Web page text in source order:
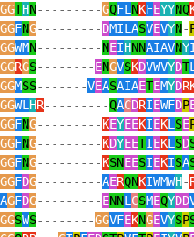
GGTHN---------GQFL NKFEYYNQ
GGFNG---------DMILASVEVYN-
GGWMN---------NEIHNNAIAVNY
GGRGS--------ENGVSKDVWVYDTL
GGMSS-------VEASAIAETEMYD
GGWL HR---------QACDRIEWFDP
GGFNG---------KEYEEKIEKL SE
GGFNG---------KDYEETIEKL SD
GGFNG---------KSNEESIEKISA
GGFDG---------AERQNKIWMWH-
GFDG---------ENNL CSMEQYDD
GGSWS--------GGVFEKNGEVYSP